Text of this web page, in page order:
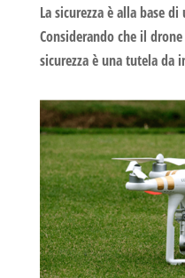
La sicurezza è alla base
Considerando che il
sicurezza è una tutela da